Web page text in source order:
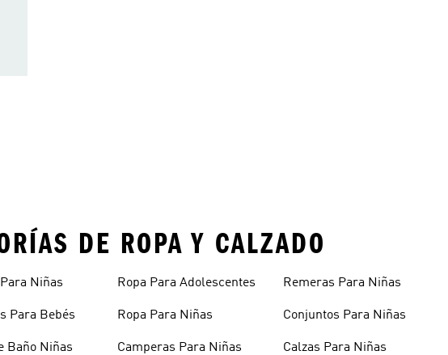
DE ROPA Y CALZADO
Niñas
Para Bebés
Baño Niñas
Ropa Para Adolescentes
Ropa Para Niñas
Camperas Para Niñas
Remeras Para Niñas
Conjuntos Para Niñas
Calzas Para Niñas